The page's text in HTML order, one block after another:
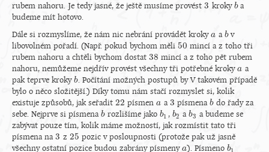
rubem nahoru. Je tedy jasné, že ještě musíme provést 3
3 kroky b
ba
budeme mít hotovo.
Dále si rozmyslíme, že nám nic nebrání provádět kroky a
a a b
bv
libovolném pořadí. (Např. pokud bychom měli 50
50 mincí a z toho tři
rubem nahoru a chtěli bychom dostat 38
38 mincí a z toho pět rubem
nahoru, nemůžeme nejdřív provést všechny tři potřebné kroky a
a a
pak teprve kroky b
b. Počítání možných postupů by V takovém případě
bylo o něco složitější.) Díky tomu nám stačí rozmyslet si, kolik
existuje způsobů, jak seřadit 22
22 písmena
a a 3
3 písmenab
b do řady za
sebe. Nejprve si písmena b
brozlišíme jako b1
b1 , b2
b2 ab3
b3 a budeme se
zabývat pouze tím, kolik máme možností, jak rozmístit tato tři
písmena na 3
3 z 25
25 pozic v posloupnosti (protože pak už jasně
všechny ostatní pozice budou zabrány písmeny a
a). Písmeno b1
b1